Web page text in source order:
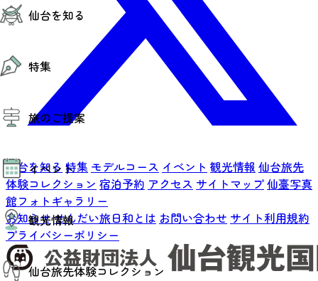
モデルコース
お得なチケット
仙台を知る
仙台の魅力
エリアガイド
復興に向けて
仙台観光PR動画ライブラリー
仙台から行く東北周遊旅
伝統的工芸品
特集
特集
夜時間トピックス
旅のご提案
AIおまかせコース
オリジナルプラン
みんなの旅行記
イベント
イベント情報
その他イベント情報（音楽・展示会）
スポーツ情報
コンベンション情報
観光情報
観光スポット
温泉
仙台旅先体験コレクション
仙台を知る 特集 モデルコース イベント 観光情報 仙台旅先
体験コレクション 宿泊予約 アクセス サイトマップ仙臺写真
館フォトギャラリー
お知らせせんだい旅日和とは お問い合わせ サイト利用規約
プライバシーポリシー